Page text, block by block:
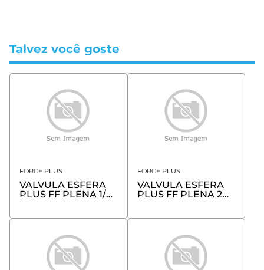
Talvez você goste
FORCE PLUS
VALVULA ESFERA
PLUS FF PLENA 1/2
FORCE PLUS
VALVULA ESFERA
PLUS FF PLENA 2